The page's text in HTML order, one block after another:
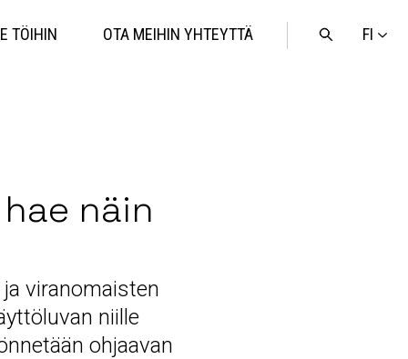
FI
Avaa
TÖIHIN OTA MEIHIN YHTEYTTÄ
näin
viranomaisten
niille
ohjaavan